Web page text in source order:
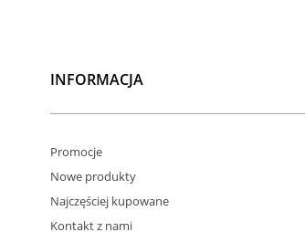
INFORMACJA
Promocje
Nowe produkty
Najczęściej kupowane
Kontakt z nami